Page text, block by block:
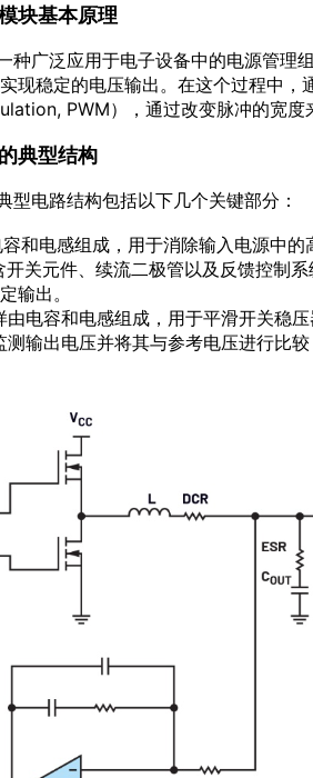
块基本原理
种广泛应用于电子设备中的电源管理
现稳定的电压输出。在这个过程中
PWM），通过改变脉冲的宽
典型结构
电路结构包括以下几个关键部分：
和电感组成，用于消除输入电源中的
开关元件、续流二极管以及反馈控制
输出。
由电容和电感组成，用于平滑开关稳
测输出电压并将其与参考电压进行比